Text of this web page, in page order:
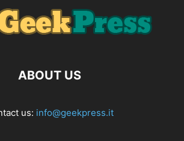
ABOUT US
us: info@geekpress.it